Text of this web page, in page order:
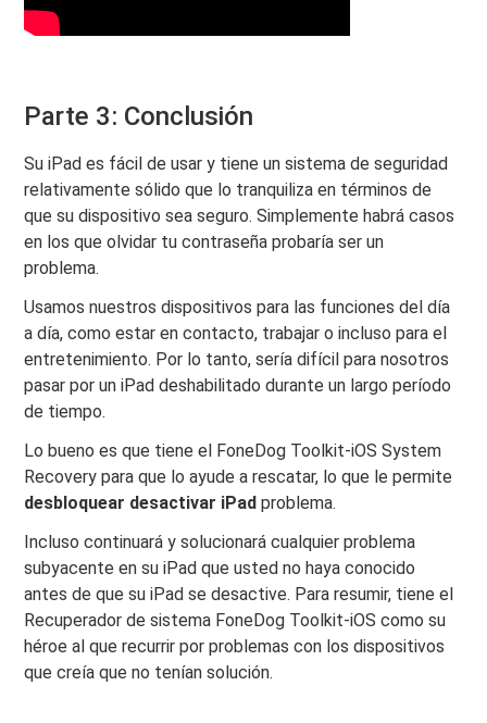
Parte 3: Conclusión
Su iPad es fácil de usar y tiene un sistema de seguridad
relativamente sólido que lo tranquiliza en términos de
que su dispositivo sea seguro. Simplemente habrá casos
en los que olvidar tu contraseña probaría ser un
problema.
Usamos nuestros dispositivos para las funciones del día
a día, como estar en contacto, trabajar o incluso para el
entretenimiento. Por lo tanto, sería difícil para nosotros
pasar por un iPad deshabilitado durante un largo período
de tiempo.
Lo bueno es que tiene el FoneDog Toolkit-iOS System
Recovery para que lo ayude a rescatar, lo que le permite
desbloquear desactivar iPad problema.
Incluso continuará y solucionará cualquier problema
subyacente en su iPad que usted no haya conocido
antes de que su iPad se desactive. Para resumir, tiene el
Recuperador de sistema FoneDog Toolkit-iOS como su
héroe al que recurrir por problemas con los dispositivos
que creía que no tenían solución.